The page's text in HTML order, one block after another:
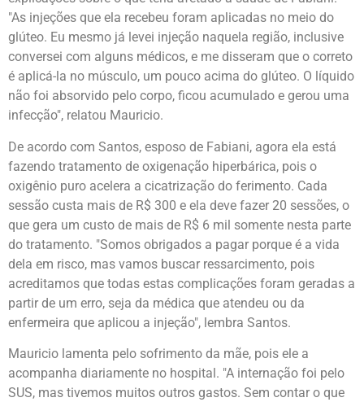
"As injeções que ela recebeu foram aplicadas no meio do
glúteo. Eu mesmo já levei injeção naquela região, inclusive
conversei com alguns médicos, e me disseram que o correto
é aplicá-la no músculo, um pouco acima do glúteo. O líquido
não foi absorvido pelo corpo, ficou acumulado e gerou uma
infecção", relatou Mauricio.
De acordo com Santos, esposo de Fabiani, agora ela está
fazendo tratamento de oxigenação hiperbárica, pois o
oxigênio puro acelera a cicatrização do ferimento. Cada
sessão custa mais de R$ 300 e ela deve fazer 20 sessões, o
que gera um custo de mais de R$ 6 mil somente nesta parte
do tratamento. "Somos obrigados a pagar porque é a vida
dela em risco, mas vamos buscar ressarcimento, pois
acreditamos que todas estas complicações foram geradas a
partir de um erro, seja da médica que atendeu ou da
enfermeira que aplicou a injeção", lembra Santos.
Mauricio lamenta pelo sofrimento da mãe, pois ele a
acompanha diariamente no hospital. "A internação foi pelo
SUS, mas tivemos muitos outros gastos. Sem contar o que